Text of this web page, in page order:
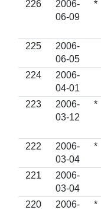
226
2006-
06-09
*
225
2006-
06-05
224
2006-
04-01
223
2006-
03-12
*
222
2006-
03-04
*
221
2006-
03-04
220
2006-
*